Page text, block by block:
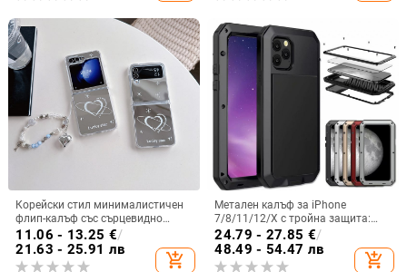
Корейски стил минималистичен
флип-калъф със сърцевидно
огледало за Samsung Galaxy Z
Flip 3/4/5
11.06 - 13.25 €/
21.63 - 25.91 лв
add_shopping_cart
Метален калъф за iPhone
7/8/11/12/X с тройна защита:
удароустойчив, прахоустойчив и
запечатан
24.79 - 27.85 €/
48.49 - 54.47 лв
add_shopping_cart